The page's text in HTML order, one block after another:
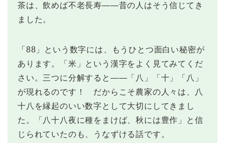
茶は、飲めば不老長寿——昔の人はそう信じてき
ました。
「88」という数字には、もうひとつ面白い秘密が
あります。「米」という漢字をよく見てみてくだ
さい。三つに分解すると——「八」「十」「八」
が現れるのです！ だからこそ農家の人々は、八
十八を縁起のいい数字として大切にしてきまし
た。「八十八夜に種をまけば、秋には豊作」と信
じられていたのも、うなずける話です。